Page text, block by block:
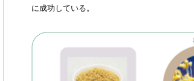
に成功している。